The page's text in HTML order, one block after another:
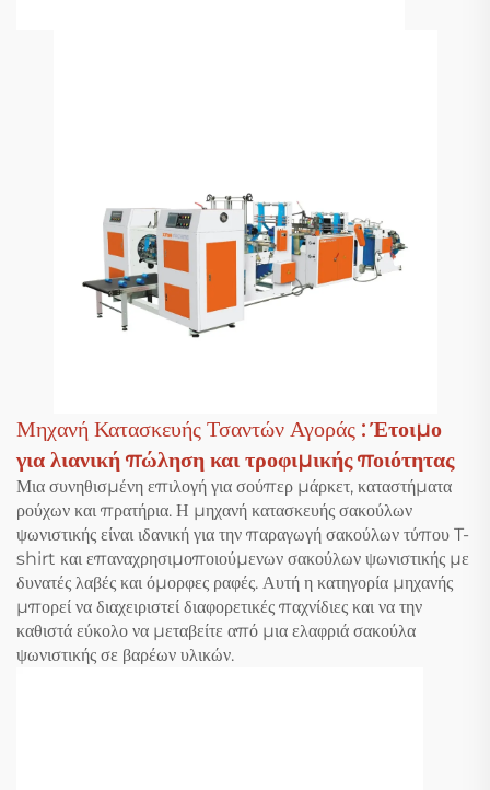
Μηχανή Κατασκευής Τσαντών Αγοράς : Έτοιμο
για λιανική πώληση και τροφιμικής ποιότητας
Μια συνηθισμένη επιλογή για σούπερ μάρκετ, καταστήματα
ρούχων και πρατήρια. Η μηχανή κατασκευής σακούλων
ψωνιστικής είναι ιδανική για την παραγωγή σακούλων τύπου T-
shirt και επαναχρησιμοποιούμενων σακούλων ψωνιστικής με
δυνατές λαβές και όμορφες ραφές. Αυτή η κατηγορία μηχανής
μπορεί να διαχειριστεί διαφορετικές παχνίδιες και να την
καθιστά εύκολο να μεταβείτε από μια ελαφριά σακούλα
ψωνιστικής σε βαρέων υλικών.